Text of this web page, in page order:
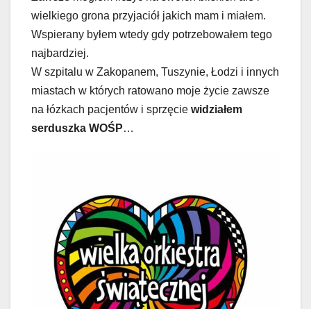
wielkiego grona przyjaciół jakich mam i miałem.
Wspierany byłem wtedy gdy potrzebowałem tego
najbardziej.
W szpitalu w Zakopanem, Tuszynie, Łodzi i innych
miastach w których ratowano moje życie zawsze
na łózkach pacjentów i sprzęcie widziałem
serduszka WOŚP…